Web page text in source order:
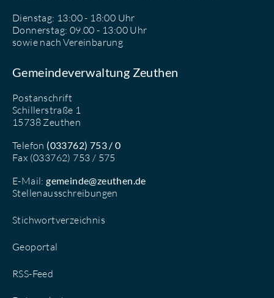
Dienstag: 13:00 - 18:00 Uhr
Donnerstag: 09.00 - 13:00 Uhr
sowie nach Vereinbarung
Gemeindeverwaltung Zeuthen
Postanschrift
Schillerstraße 1
15738 Zeuthen
Telefon (033762) 753 / 0
Fax (033762) 753 / 575
E-Mail:gemeinde@zeuthen.de
Stellenausschreibungen
Stichwortverzeichnis
Geoportal
RSS-Feed